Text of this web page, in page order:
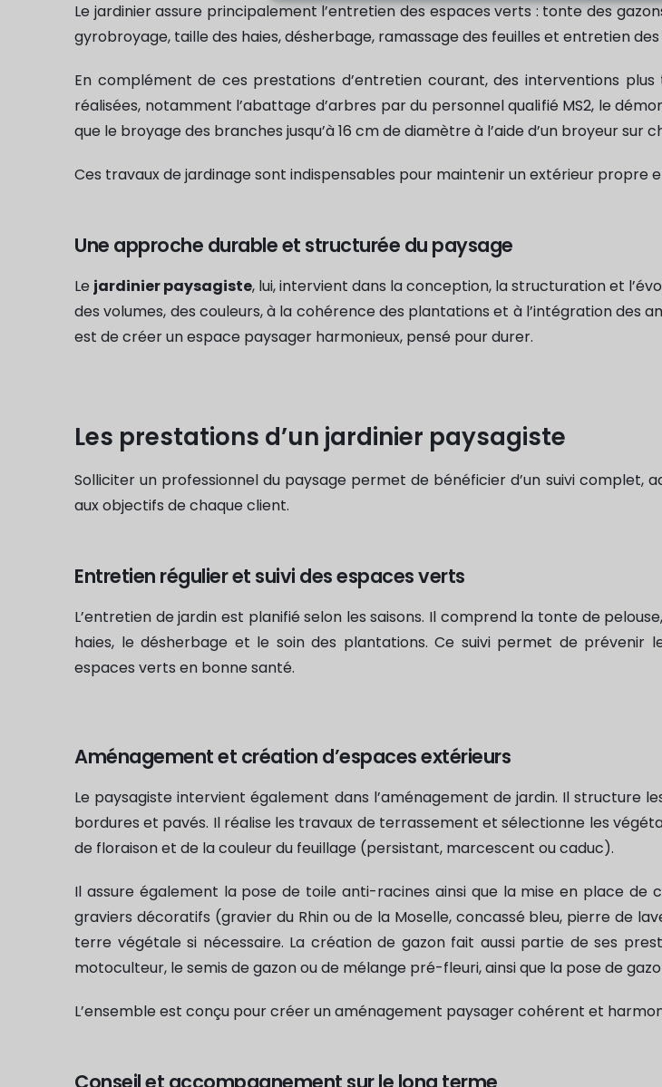
Le jardinier assure principalement l’entretien des espaces verts : tonte des
gyrobroyage, taille des haies, désherbage, ramassage des feuilles et entretien des
En complément de ces prestations d’entretien courant, des interventions
réalisées, notamment l’abattage d’arbres par du personnel qualifié MS2, le
que le broyage des branches jusqu’à 16 cm de diamètre à l’aide d’un broyeur sur
Ces travaux de jardinage sont indispensables pour maintenir un extérieur propre
Une approche durable et structurée du paysage
Le jardinier paysagiste, lui, intervient dans la conception, la structuration et
des volumes, des couleurs, à la cohérence des plantations et à l’intégration des
est de créer un espace paysager harmonieux, pensé pour durer.
Les prestations d’un jardinier paysagiste
Solliciter un professionnel du paysage permet de bénéficier d’un suivi complet,
aux objectifs de chaque client.
Entretien régulier et suivi des espaces verts
L’entretien de jardin est planifié selon les saisons. Il comprend la tonte de
haies, le désherbage et le soin des plantations. Ce suivi permet de prévenir
espaces verts en bonne santé.
Aménagement et création d’espaces extérieurs
Le paysagiste intervient également dans l’aménagement de jardin. Il structure
bordures et pavés. Il réalise les travaux de terrassement et sélectionne les
de floraison et de la couleur du feuillage (persistant, marcescent ou caduc).
Il assure également la pose de toile anti-racines ainsi que la mise en place de
graviers décoratifs (gravier du Rhin ou de la Moselle, concassé bleu, pierre de
terre végétale si nécessaire. La création de gazon fait aussi partie de ses
motoculteur, le semis de gazon ou de mélange pré-fleuri, ainsi que la pose de
L’ensemble est conçu pour créer un aménagement paysager cohérent et